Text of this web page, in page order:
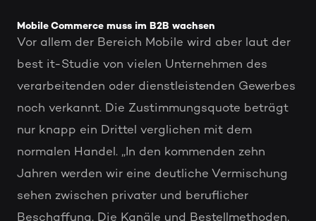
Mobile Commerce muss im B2B wachsen
Vor allem der Bereich Mobile wird aber laut der
best it-Studie von vielen Unternehmen des
verarbeitenden oder dienstleistenden Gewerbes
noch verkannt. Die Zustimmungsquote beträgt
nur knapp ein Drittel verglichen mit dem
normalen Handel. „In den kommenden zehn
Jahren werden wir eine deutliche Vermischung
sehen zwischen privater und beruflicher
Beschaffung. Die Kanäle und Bestellmethoden,